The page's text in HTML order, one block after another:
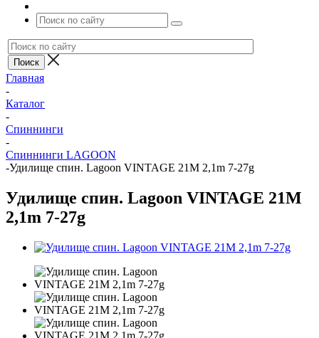
Главная
-
Каталог
-
Спиннинги
-
Спиннинги LAGOON
-Удилище спин. Lagoon VINTAGE 21M 2,1m 7-27g
Удилище спин. Lagoon VINTAGE 21M
2,1m 7-27g